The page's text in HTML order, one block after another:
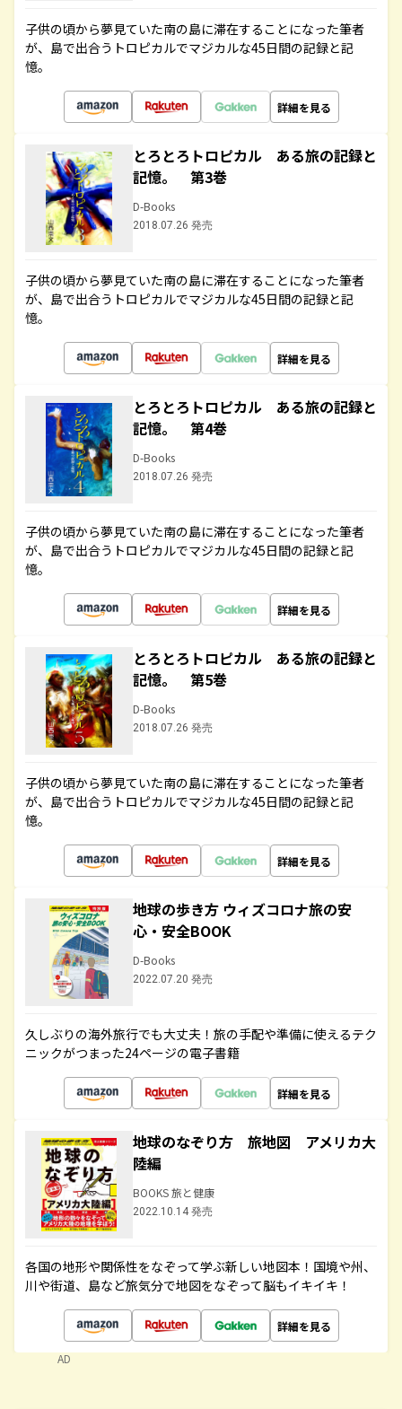
子供の頃から夢見ていた南の島に滞在することになった筆者
が、島で出合うトロピカルでマジカルな45日間の記録と記
憶。
詳細を見る
とろとろトロピカル ある旅の記録と
記憶。 第3巻
D-Books
2018.07.26 発売
子供の頃から夢見ていた南の島に滞在することになった筆者
が、島で出合うトロピカルでマジカルな45日間の記録と記
憶。
詳細を見る
とろとろトロピカル ある旅の記録と
記憶。 第4巻
D-Books
2018.07.26 発売
子供の頃から夢見ていた南の島に滞在することになった筆者
が、島で出合うトロピカルでマジカルな45日間の記録と記
憶。
詳細を見る
とろとろトロピカル ある旅の記録と
記憶。 第5巻
D-Books
2018.07.26 発売
子供の頃から夢見ていた南の島に滞在することになった筆者
が、島で出合うトロピカルでマジカルな45日間の記録と記
憶。
詳細を見る
地球の歩き方 ウィズコロナ旅の安
心・安全BOOK
D-Books
2022.07.20 発売
久しぶりの海外旅行でも大丈夫！旅の手配や準備に使えるテク
ニックがつまった24ページの電子書籍
詳細を見る
地球のなぞり方 旅地図 アメリカ大
陸編
BOOKS 旅と健康
2022.10.14 発売
各国の地形や関係性をなぞって学ぶ新しい地図本！国境や州、
川や街道、島など旅気分で地図をなぞって脳もイキイキ！
詳細を見る
AD